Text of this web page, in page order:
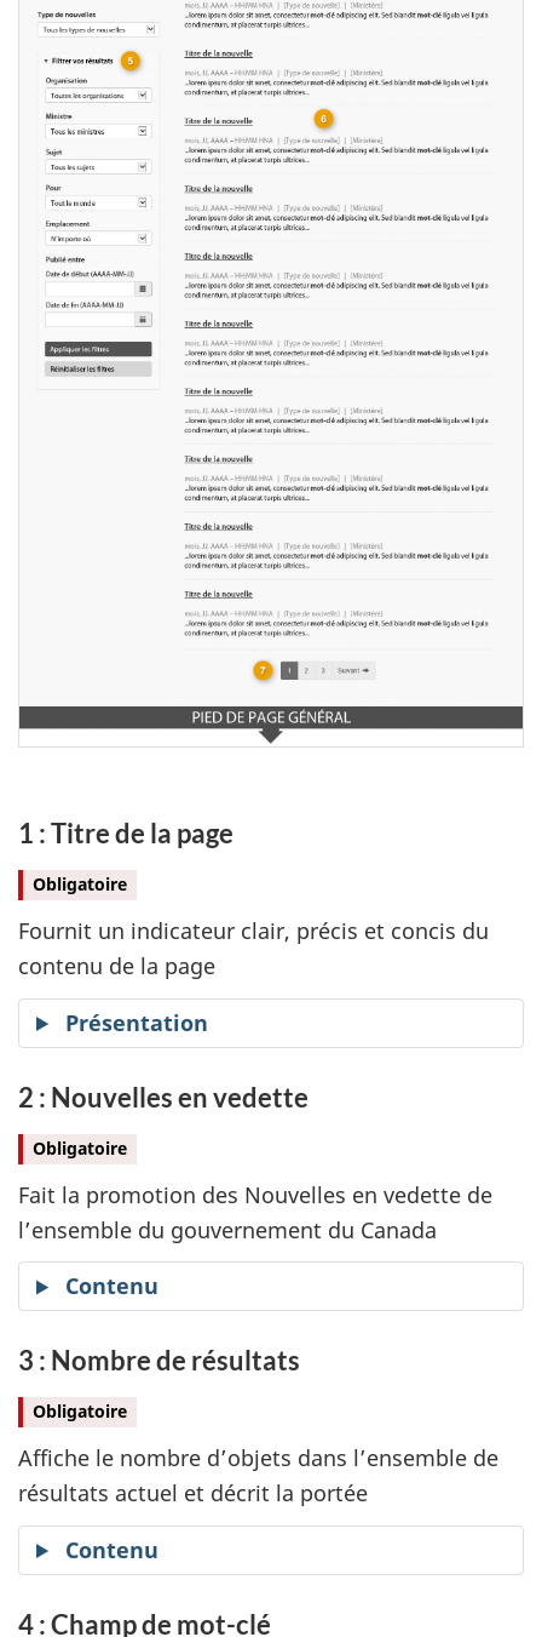
1 : Titre de la page
Obligatoire
Fournit un indicateur clair, précis et concis du
contenu de la page
Présentation
2 : Nouvelles en vedette
Obligatoire
Fait la promotion des Nouvelles en vedette de
l’ensemble du gouvernement du Canada
Contenu
3 : Nombre de résultats
Obligatoire
Affiche le nombre d’objets dans l’ensemble de
résultats actuel et décrit la portée
Contenu
4 : Champ de mot-clé